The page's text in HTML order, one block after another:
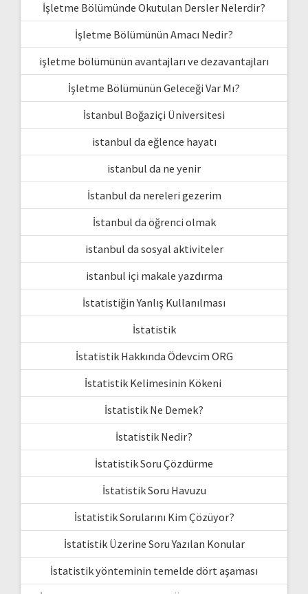
İşletme Bölümünde Okutulan Dersler Nelerdir?
İşletme Bölümünün Amacı Nedir?
işletme bölümünün avantajları ve dezavantajları
İşletme Bölümünün Geleceği Var Mı?
İstanbul Boğaziçi Üniversitesi
istanbul da eğlence hayatı
istanbul da ne yenir
İstanbul da nereleri gezerim
İstanbul da öğrenci olmak
istanbul da sosyal aktiviteler
istanbul içi makale yazdırma
İstatistiğin Yanlış Kullanılması
İstatistik
İstatistik Hakkında Ödevcim ORG
İstatistik Kelimesinin Kökeni
İstatistik Ne Demek?
İstatistik Nedir?
İstatistik Soru Çözdürme
İstatistik Soru Havuzu
İstatistik Sorularını Kim Çözüyor?
İstatistik Üzerine Soru Yazılan Konular
İstatistik yönteminin temelde dört aşaması